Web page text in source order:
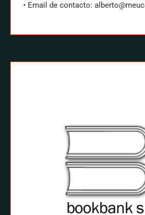
• Email de contacto:
CONTACTAR